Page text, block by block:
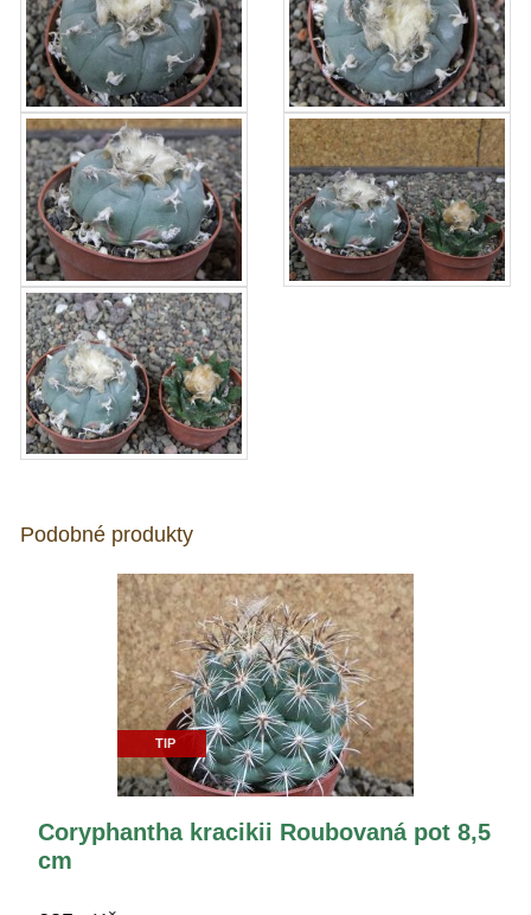
Podobné produkty
TIP
Coryphantha kracikii Roubovaná pot 8,5
cm